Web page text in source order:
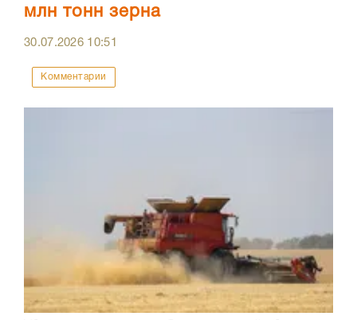
млн тонн зерна
30.07.2026 10:51
Комментарии